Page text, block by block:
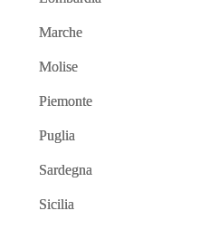
Marche
Molise
Piemonte
Puglia
Sardegna
Sicilia